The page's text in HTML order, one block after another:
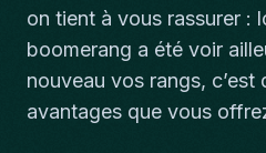
on tient à vous rassurer :
boomerang a été voir
nouveau vos rangs, c’est
avantages que vous